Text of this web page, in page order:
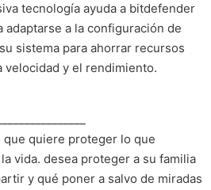
tecnología ayuda a bitdefender
a la configuración de
sistema para ahorrar recursos
velocidad y el rendimiento.
quiere proteger lo que
vida. desea proteger a su familia
y qué poner a salvo de miradas